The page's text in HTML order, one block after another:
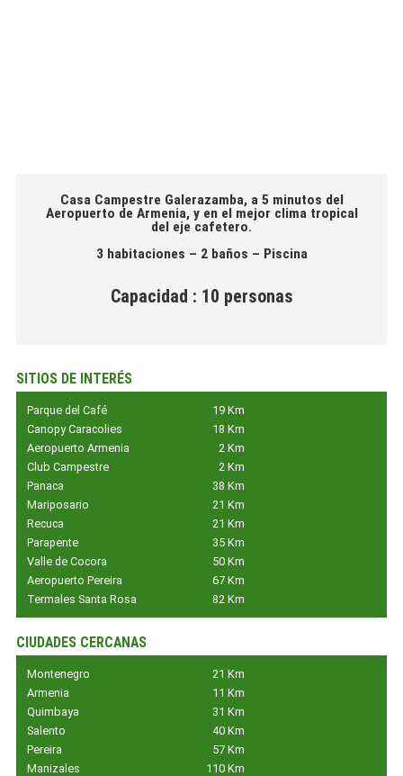
Casa Campestre Galerazamba, a 5 minutos del
Aeropuerto de Armenia, y en el mejor clima tropical
del eje cafetero.
3 habitaciones – 2 baños – Piscina
Capacidad : 10 personas
SITIOS DE INTERÉS
Parque del Café
19 Km
Canopy Caracolies
18 Km
Aeropuerto Armenia
2 Km
Club Campestre
2 Km
Panaca
38 Km
Mariposario
21 Km
Recuca
21 Km
Parapente
35 Km
Valle de Cocora
50 Km
Aeropuerto Pereira
67 Km
Termales Santa Rosa
82 Km
CIUDADES CERCANAS
Montenegro
21 Km
Armenia
11 Km
Quimbaya
31 Km
Salento
40 Km
Pereira
57 Km
Manizales
110 Km